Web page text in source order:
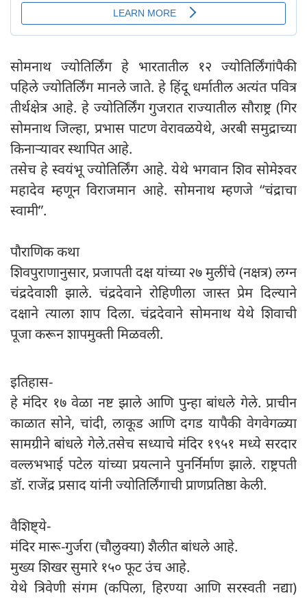
सोमनाथ ज्योतिर्लिंग हे भारतातील १२ ज्योतिर्लिंगांपैकी
पहिले ज्योतिर्लिंग मानले जाते. हे हिंदू धर्मातील अत्यंत पवित्र
तीर्थक्षेत्र आहे. हे ज्योतिर्लिंग गुजरात राज्यातील सौराष्ट्र (गिर
सोमनाथ जिल्हा, प्रभास पाटण वेरावळयेथे, अरबी समुद्राच्या
किनाऱ्यावर स्थापित आहे.
तसेच हे स्वयंभू ज्योतिर्लिंग आहे. येथे भगवान शिव सोमेश्वर
महादेव म्हणून विराजमान आहे. सोमनाथ म्हणजे “चंद्राचा
स्वामी”.
पौराणिक कथा
शिवपुराणानुसार, प्रजापती दक्ष यांच्या २७ मुलींचे (नक्षत्र) लग्न
चंद्रदेवाशी झाले. चंद्रदेवाने रोहिणीला जास्त प्रेम दिल्याने
दक्षाने त्याला शाप दिला. चंद्रदेवाने सोमनाथ येथे शिवाची
पूजा करून शापमुक्ती मिळवली.
इतिहास-
हे मंदिर १७ वेळा नष्ट झाले आणि पुन्हा बांधले गेले. प्राचीन
काळात सोने, चांदी, लाकूड आणि दगड यापैकी वेगवेगळ्या
सामग्रीने बांधले गेले.तसेच सध्याचे मंदिर १९५१ मध्ये सरदार
वल्लभभाई पटेल यांच्या प्रयत्नाने पुनर्निर्माण झाले. राष्ट्रपती
डॉ. राजेंद्र प्रसाद यांनी ज्योतिर्लिंगाची प्राणप्रतिष्ठा केली.
वैशिष्ट्ये-
मंदिर मारू-गुर्जरा (चौलुक्या) शैलीत बांधले आहे.
मुख्य शिखर सुमारे १५० फूट उंच आहे.
येथे त्रिवेणी संगम (कपिला, हिरण्या आणि सरस्वती नद्या)